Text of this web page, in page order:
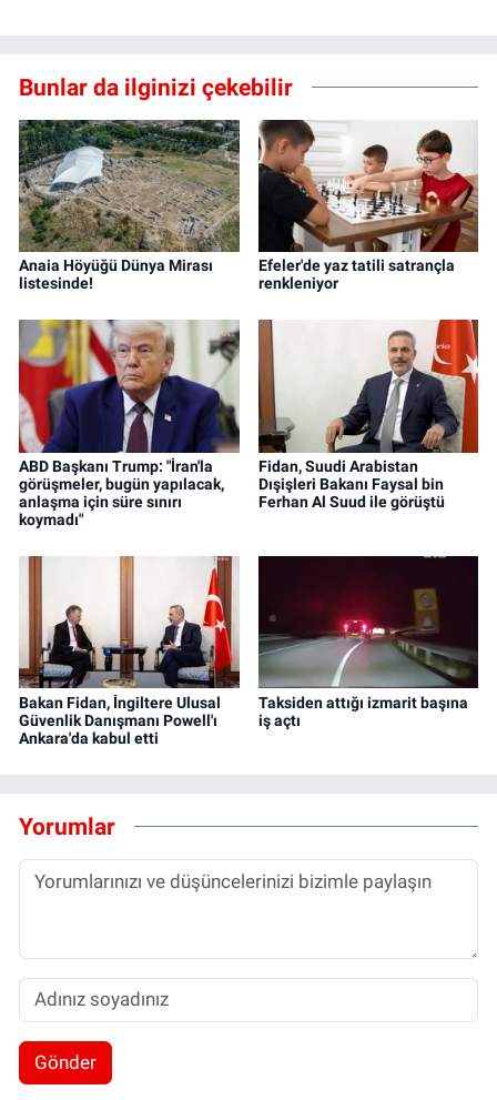
Bunlar da ilginizi çekebilir
Anaia Höyüğü Dünya Mirası
listesinde!
Efeler'de yaz tatili satrançla
renkleniyor
ABD Başkanı Trump: "İran'la
görüşmeler, bugün yapılacak,
anlaşma için süre sınırı
koymadı"
Fidan, Suudi Arabistan
Dışişleri Bakanı Faysal bin
Ferhan Al Suud ile görüştü
Bakan Fidan, İngiltere Ulusal
Güvenlik Danışmanı Powell'ı
Ankara'da kabul etti
Taksiden attığı izmarit başına
iş açtı
Yorumlar
Gönder